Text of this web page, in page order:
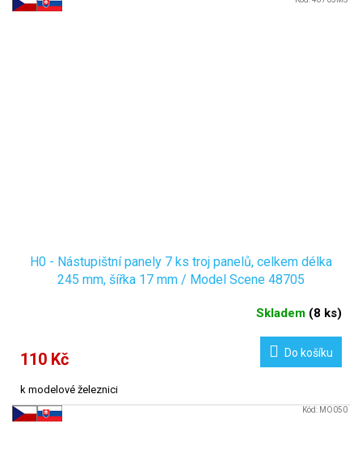
H0 - Nástupištní panely 7 ks troj panelů, celkem délka
245 mm, šířka 17 mm / Model Scene 48705
Skladem (8 ks)
110 Kč Do košíku
k modelové železnici
Kód: MO050